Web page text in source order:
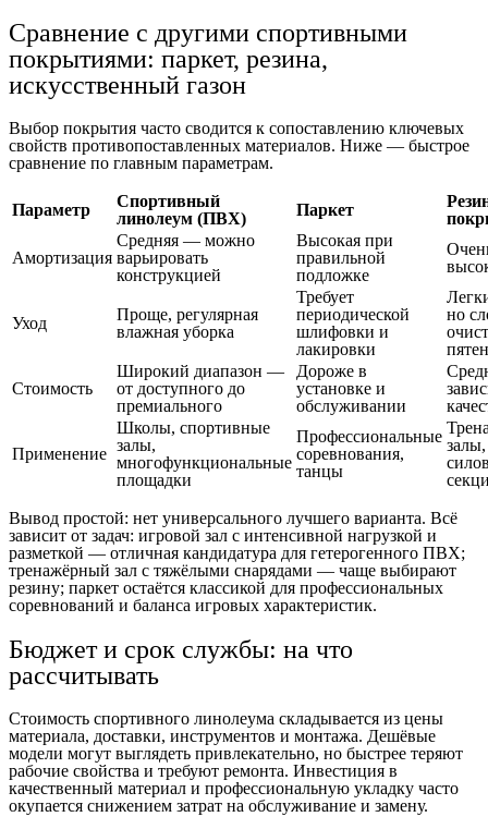
Сравнение с другими спортивными
покрытиями: паркет, резина,
искусственный газон
Выбор покрытия часто сводится к сопоставлению ключевых
свойств противопоставленных материалов. Ниже — быстрое
сравнение по главным параметрам.
Параметр
Спортивный
линолеум (ПВХ)
Паркет
Амортизация
Средняя — можно
варьировать
конструкцией
Высокая при
правильной
подложке
Уход
Проще, регулярная
влажная уборка
Требует
периодической
шлифовки и
лакировки
но
пятен
Стоимость
Широкий диапазон —
от доступного до
премиального
Дороже в
установке и
обслуживании
Применение
Школы, спортивные
залы,
многофункциональные
площадки
Профессиональные
соревнования,
танцы
Вывод простой: нет универсального лучшего варианта. Всё
зависит от задач: игровой зал с интенсивной нагрузкой и
разметкой — отличная кандидатура для гетерогенного ПВХ;
тренажёрный зал с тяжёлыми снарядами — чаще выбирают
резину; паркет остаётся классикой для профессиональных
соревнований и баланса игровых характеристик.
Бюджет и срок службы: на что
рассчитывать
Стоимость спортивного линолеума складывается из цены
материала, доставки, инструментов и монтажа. Дешёвые
модели могут выглядеть привлекательно, но быстрее теряют
рабочие свойства и требуют ремонта. Инвестиция в
качественный материал и профессиональную укладку часто
окупается снижением затрат на обслуживание и замену.